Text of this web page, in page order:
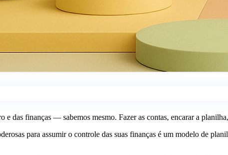
e das finanças — sabemos mesmo. Fazer as contas, encarar a
para assumir o controle das suas finanças é um modelo de